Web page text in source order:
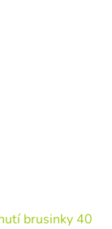
brusinky 40